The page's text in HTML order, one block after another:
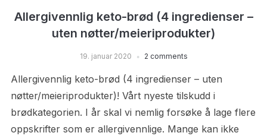
Allergivennlig keto-brød (4 ingredienser –
uten nøtter/meieriprodukter)
19. januar 2020 2 comments
Allergivennlig keto-brød (4 ingredienser – uten
nøtter/meieriprodukter)! Vårt nyeste tilskudd i
brødkategorien. I år skal vi nemlig forsøke å lage flere
oppskrifter som er allergivennlige. Mange kan ikke